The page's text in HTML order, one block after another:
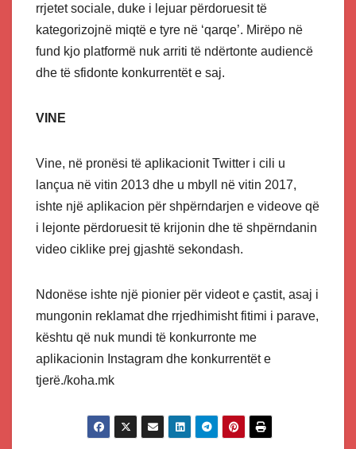
rrjetet sociale, duke i lejuar përdoruesit të
kategorizojnë miqtë e tyre në ‘qarqe’. Mirëpo në
fund kjo platformë nuk arriti të ndërtonte audiencë
dhe të sfidonte konkurrentët e saj.
VINE
Vine, në pronësi të aplikacionit Twitter i cili u
lançua në vitin 2013 dhe u mbyll në vitin 2017,
ishte një aplikacion për shpërndarjen e videove që
i lejonte përdoruesit të krijonin dhe të shpërndanin
video ciklike prej gjashtë sekondash.
Ndonëse ishte një pionier për videot e çastit, asaj i
mungonin reklamat dhe rrjedhimisht fitimi i parave,
kështu që nuk mundi të konkurronte me
aplikacionin Instagram dhe konkurrentët e
tjerë./koha.mk